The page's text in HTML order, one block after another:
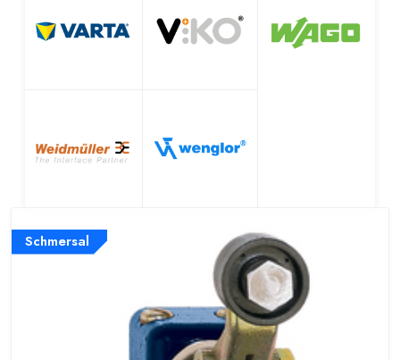
Schmersal